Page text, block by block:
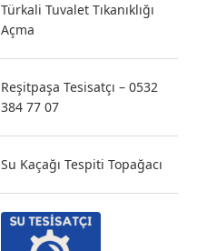
Türkali Tuvalet Tıkanıklığı
Açma
Reşitpaşa Tesisatçı – 0532
384 77 07
Su Kaçağı Tespiti Topağacı